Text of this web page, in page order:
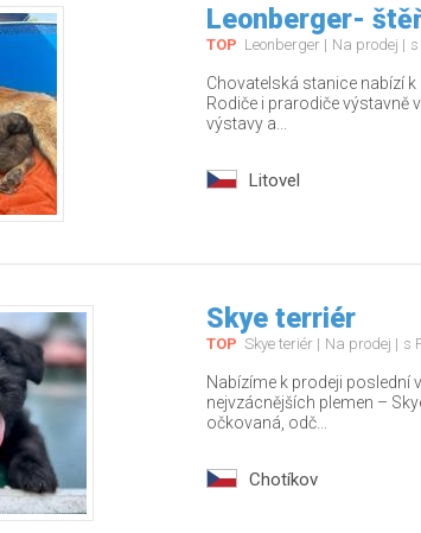
Leonberger-
TOP Leonberger Na prodej s
Chovatelská stanice nabízí k
Rodiče i prarodiče výstavně
výstavy a...
Litovel
Skye terriér
TOP Skye teriér Na prodej s
Nabízíme k prodeji poslední
nejvzácnějších plemen –
očkovaná, odč...
Chotíkov